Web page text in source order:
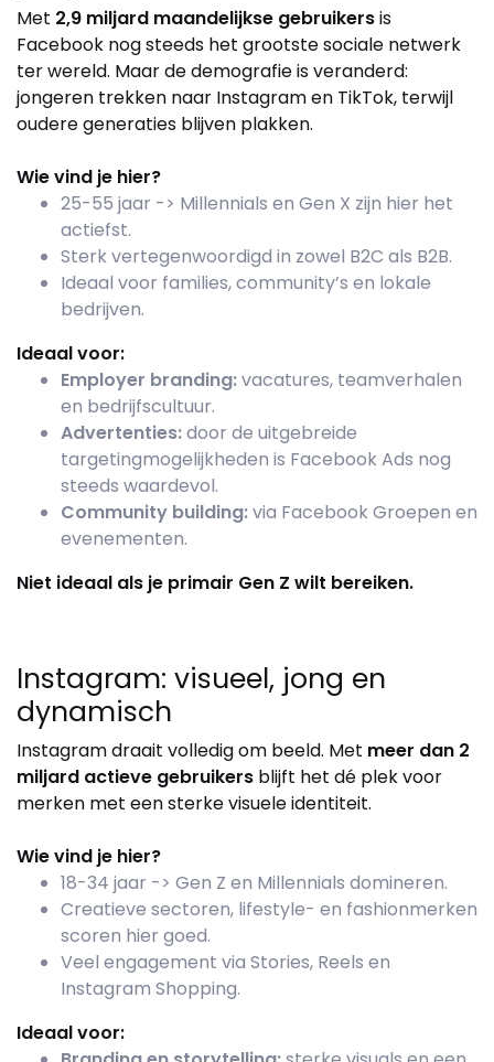
Met 2,9 miljard maandelijkse gebruikersis
Facebook nog steeds het grootste sociale netwerk
ter wereld. Maar de demografie is veranderd:
jongeren trekken naar Instagram en TikTok, terwijl
oudere generaties blijven plakken.
Wie vind je hier?
25-55 jaar -> Millennials en Gen X zijn hier het
actiefst.
Sterk vertegenwoordigd in zowel B2C als B2B.
Ideaal voor families, community’s en lokale
bedrijven.
Ideaal voor:
Employer branding:vacatures, teamverhalen
en bedrijfscultuur.
Advertenties:door de uitgebreide
targetingmogelijkheden is Facebook Ads nog
steeds waardevol.
Community building:via Facebook Groepen en
evenementen.
Niet ideaal als je primair Gen Z wilt bereiken.
Instagram: visueel, jong en
dynamisch
Instagram draait volledig om beeld. Met meer dan 2
miljard actieve gebruikers blijft het dé plek voor
merken met een sterke visuele identiteit.
Wie vind je hier?
18-34 jaar -> Gen Z en Millennials domineren.
Creatieve sectoren, lifestyle- en fashionmerken
scoren hier goed.
Veel engagement via Stories, Reels en
Instagram Shopping.
Ideaal voor: